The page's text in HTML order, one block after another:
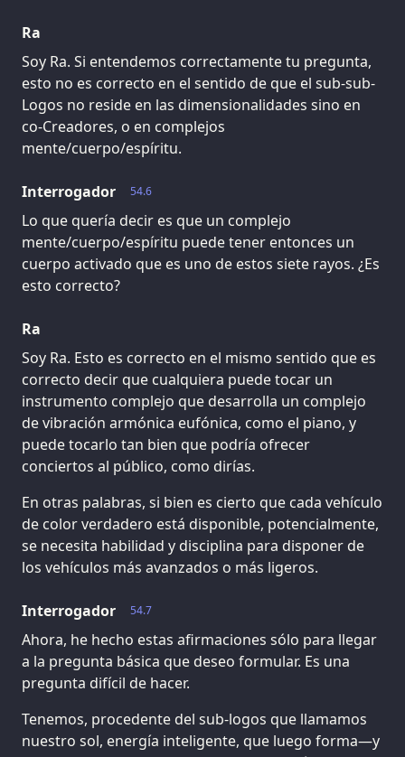
Ra
Soy Ra. Si entendemos correctamente tu pregunta,
esto no es correcto en el sentido de que el sub-sub-
Logos no reside en las dimensionalidades sino en
co-Creadores, o en complejos
mente/cuerpo/espíritu.
54.6
Interrogador
Lo que quería decir es que un complejo
mente/cuerpo/espíritu puede tener entonces un
cuerpo activado que es uno de estos siete rayos. ¿Es
esto correcto?
Ra
Soy Ra. Esto es correcto en el mismo sentido que es
correcto decir que cualquiera puede tocar un
instrumento complejo que desarrolla un complejo
de vibración armónica eufónica, como el piano, y
puede tocarlo tan bien que podría ofrecer
conciertos al público, como dirías.
En otras palabras, si bien es cierto que cada vehículo
de color verdadero está disponible, potencialmente,
se necesita habilidad y disciplina para disponer de
los vehículos más avanzados o más ligeros.
54.7
Interrogador
Ahora, he hecho estas afirmaciones sólo para llegar
a la pregunta básica que deseo formular. Es una
pregunta difícil de hacer.
Tenemos, procedente del sub-logos que llamamos
nuestro sol, energía inteligente, que luego forma—y